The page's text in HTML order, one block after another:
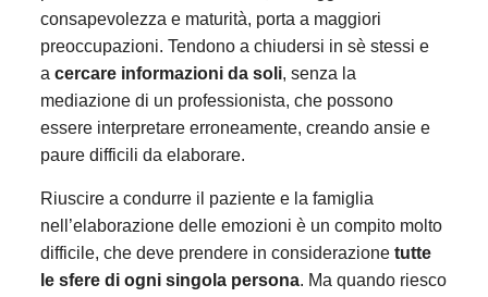
consapevolezza e maturità, porta a maggiori
preoccupazioni. Tendono a chiudersi in sè stessi e
a cercare informazioni da soli, senza la
mediazione di un professionista, che possono
essere interpretare erroneamente, creando ansie e
paure difficili da elaborare.
Riuscire a condurre il paziente e la famiglia
nell’elaborazione delle emozioni è un compito molto
difficile, che deve prendere in considerazionetutte
le sfere di ogni singola persona. Ma quando riesco